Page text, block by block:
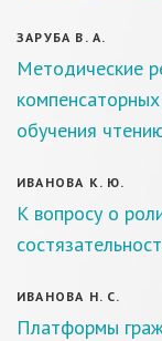
ЗАРУБА В. А.
Методические
обучения
ИВАНОВА К. Ю.
К вопросу о
ИВАНОВА Н. С.
Платформы